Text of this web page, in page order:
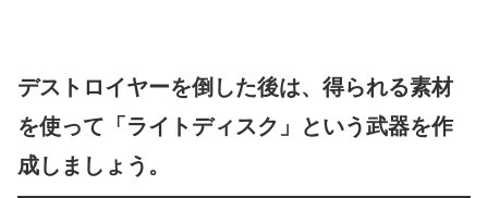
デストロイヤーを倒した後は、得られる素材
を使って「ライトディスク」という武器を作
成しましょう。